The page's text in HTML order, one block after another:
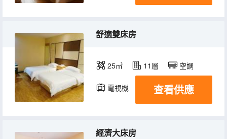
舒適雙床房
25㎡ 11層 空調
電視機 查看供應
經濟大床房